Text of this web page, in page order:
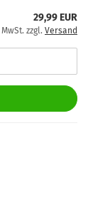
29,99 EUR
zzgl. Versand